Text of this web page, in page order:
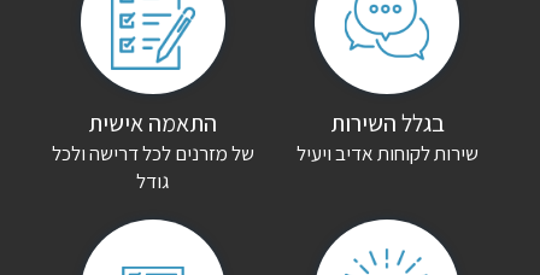
היה הראשון לכתוב סקירה “כורסת טלוויזיה דנבר בד”
האימייל לא יוצג באתר.
שדות החובה מסומנים
בגלל השירות
שירות לקוחות אדיב ויעיל
התאמה אישית
של מזרנים לכל דרישה ולכל
גודל